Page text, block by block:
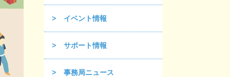
イベント情報
サポート情報
事務局ニュース